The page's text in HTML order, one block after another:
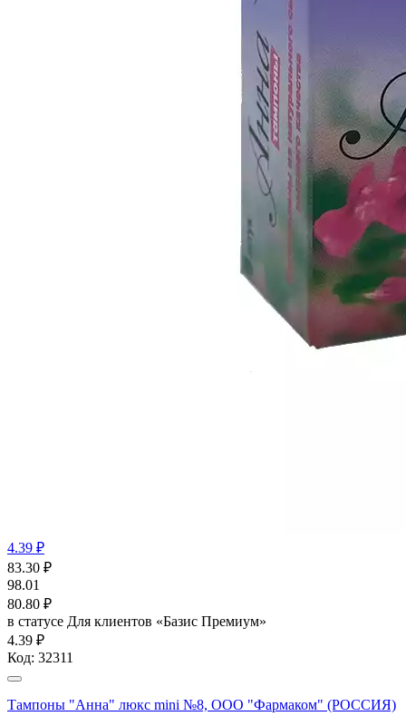
4.39 ₽
83.30 ₽
98.01
80.80 ₽
в статусе Для клиентов «Базис Премиум»
4.39 ₽
Код: 32311
Тампоны "Анна" люкс mini №8, ООО "Фармаком" (РОССИЯ)